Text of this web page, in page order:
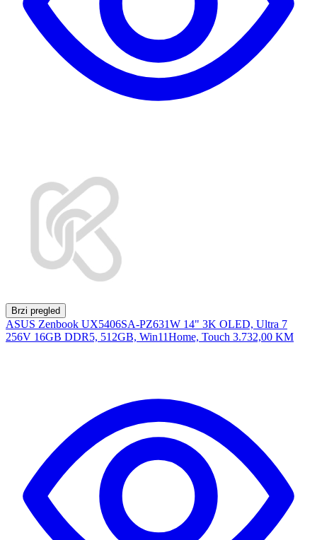
Brzi pregled
ASUS Zenbook UX5406SA-PZ631W 14" 3K OLED, Ultra 7
256V 16GB DDR5, 512GB, Win11Home, Touch 3.732,00 KM